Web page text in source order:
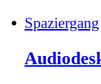
Spaziergang